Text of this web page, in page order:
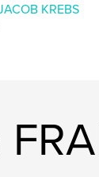
KREBS